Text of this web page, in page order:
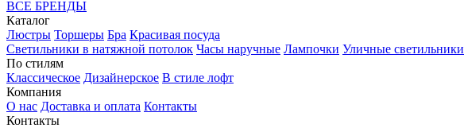
ВСЕ БРЕНДЫ
Каталог
Люстры Торшеры Бра Красивая посуда
Светильники в натяжной потолок Часы наручные Лампочки Уличные светильники
По стилям
Классическое Дизайнерское В стиле лофт
Компания
О нас Доставка и оплата Контакты
Контакты